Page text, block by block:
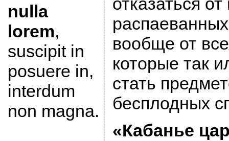
nulla
lorem,
suscipit in
posuere in,
interdum
non magna.
вообще от
которые так
стать
бесплодных
«Кабанье